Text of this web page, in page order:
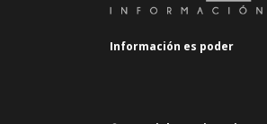
Información es poder